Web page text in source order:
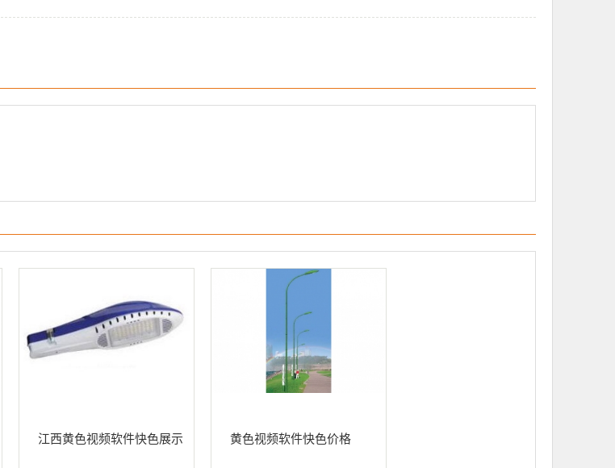
江西黄色视频软件快色展示 黄色视频软件快色价格